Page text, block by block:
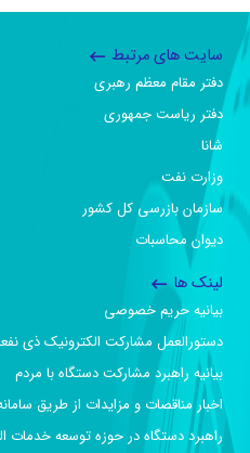
سایت های مرتبط
دفتر مقام معظم رهبری
دفتر ریاست جمهوری
شانا
وزارت نفت
سازمان بازرسی کل کشور
دیوان محاسبات
لینک ها
بیانیه حریم خصوصی
دستورالعمل مشارکت الکترونیک ذی
بیانیه راهبرد مشارکت دستگاه با مردم
اخبار مناقصات و مزایدات از طریق
راهبرد دستگاه در حوزه توسعه خدمات